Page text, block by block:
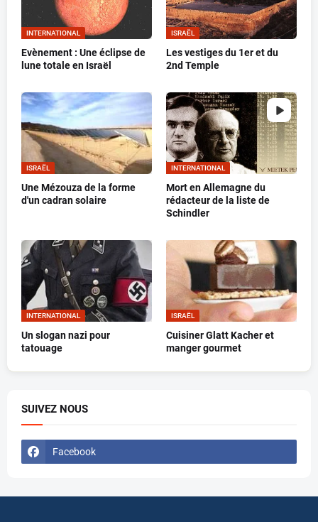
INTERNATIONAL
Evènement : Une éclipse de
lune totale en Israël
ISRAËL
Les vestiges du 1er et du
2nd Temple
ISRAËL
Une Mézouza de la forme
d'un cadran solaire
INTERNATIONAL
Mort en Allemagne du
rédacteur de la liste de
Schindler
INTERNATIONAL
Un slogan nazi pour
tatouage
ISRAËL
Cuisiner Glatt Kacher et
manger gourmet
SUIVEZ NOUS
Facebook